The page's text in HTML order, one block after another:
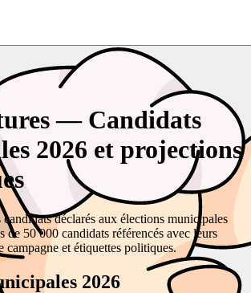
— Candidats
2026 et projections
déclarés aux élections municipales
de 50 000 candidats référencés avec leurs
campagne et étiquettes politiques.
2026